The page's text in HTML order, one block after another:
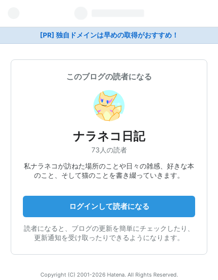
[PR] 独自ドメインは早めの取得がおすすめ！
このブログの読者になる
ナラネコ日記
73人の読者
私ナラネコが訪ねた場所のことや日々の雑感、好きな本
のこと、そして猫のことを書き綴っていきます。
ログインして読者になる
読者になると、ブログの更新を簡単にチェックしたり、
更新通知を受け取ったりできるようになります。
Copyright (C) 2001-2026 Hatena. All Rights Reserved.